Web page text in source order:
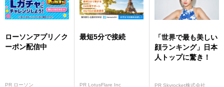
ローソンアプリ／ク
ーポン配信中
PR ローソン
最短5分で接続
PR LotusFlare Inc
「世界で最も美しい
顔ランキング」日本
人トップに驚き！
PR Skyrocket株式会社